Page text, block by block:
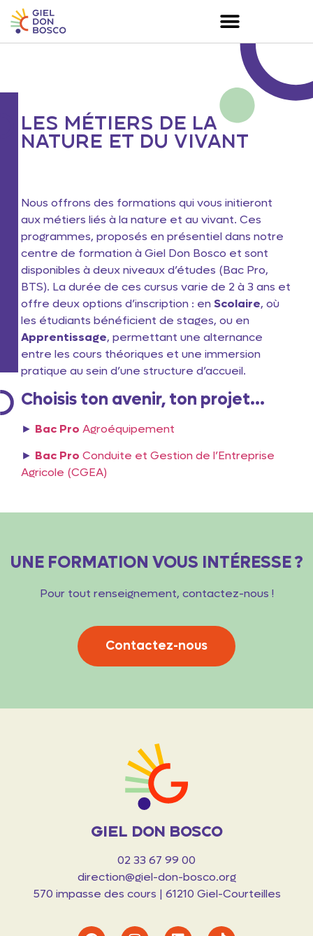
LES MÉTIERS DE LA
NATURE ET DU VIVANT
Nous offrons des formations qui vous initieront
aux métiers liés à la nature et au vivant. Ces
programmes, proposés en présentiel dans notre
centre de formation à Giel Don Bosco et sont
disponibles à deux niveaux d’études (Bac Pro,
BTS). La durée de ces cursus varie de 2 à 3 ans et
offre deux options d’inscription : en Scolaire, où
les étudiants bénéficient de stages, ou en
Apprentissage, permettant une alternance
entre les cours théoriques et une immersion
pratique au sein d’une structure d’accueil.
Choisis ton avenir, ton projet…
► Bac Pro Agroéquipement
► Bac Pro Conduite et Gestion de l’Entreprise
Agricole (CGEA)
UNE FORMATION VOUS INTÉRESSE ?
Pour tout renseignement, contactez-nous !
Contactez-nous
Giel Don Bosco
02 33 67 99 00
direction@giel-don-bosco.org
570 impasse des cours | 61210 Giel-Courteilles